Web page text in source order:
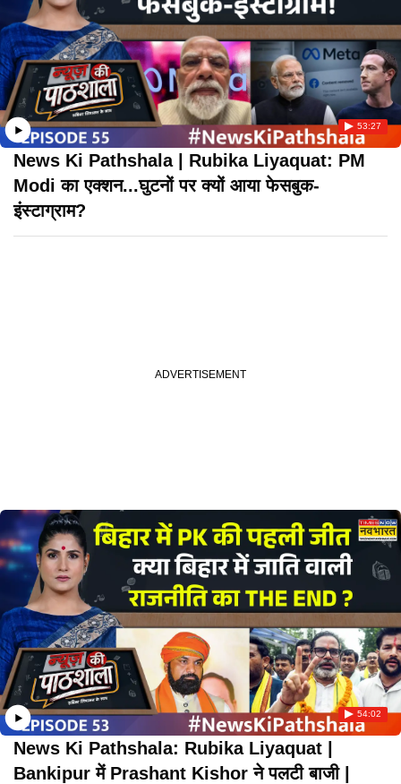
53:27
News Ki Pathshala | Rubika Liyaquat: PM
Modi का एक्शन...घुटनों पर क्यों आया फेसबुक-
इंस्टाग्राम?
54:02
News Ki Pathshala: Rubika Liyaquat |
Bankipur में Prashant Kishor ने पलटी बाजी |